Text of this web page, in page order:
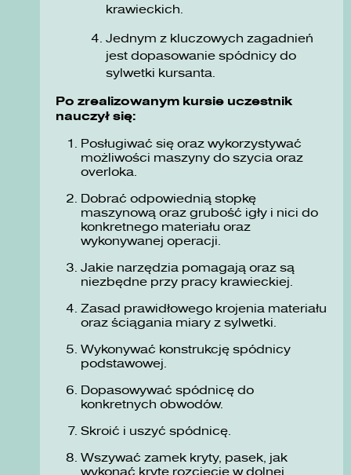
krawieckich.
Jednym z kluczowych zagadnień
jest dopasowanie spódnicy do
sylwetki kursanta.
Po zrealizowanym kursie uczestnik
nauczył się:
Posługiwać się oraz wykorzystywać
możliwości maszyny do szycia oraz
overloka.
Dobrać odpowiednią stopkę
maszynową oraz grubość igły i nici do
konkretnego materiału oraz
wykonywanej operacji.
Jakie narzędzia pomagają oraz są
niezbędne przy pracy krawieckiej.
Zasad prawidłowego krojenia materiału
oraz ściągania miary z sylwetki.
Wykonywać konstrukcję spódnicy
podstawowej.
Dopasowywać spódnicę do
konkretnych obwodów.
Skroić i uszyć spódnicę.
Wszywać zamek kryty, pasek, jak
wykonać kryte rozcięcie w dolnej